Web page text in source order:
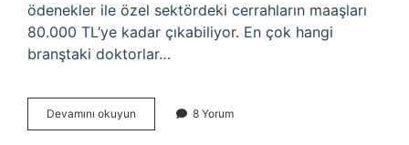
ödenekler ile özel sektördeki cerrahların maaşları
80.000 TL’ye kadar çıkabiliyor. En çok hangi
branştaki doktorlar…
Devamını okuyun
Cerrah
8 Yorum